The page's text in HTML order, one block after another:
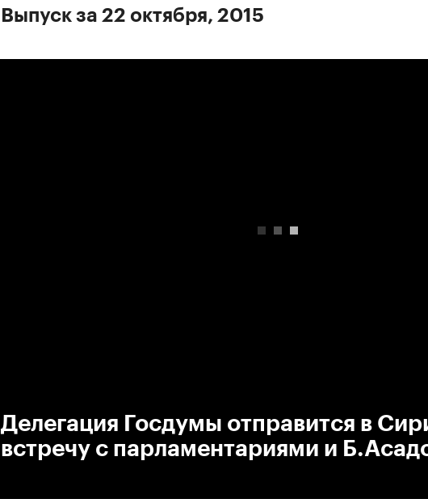
Выпуск за 22 октября, 2015
Делегация Госдумы отправится в
встречу с парламентариями и